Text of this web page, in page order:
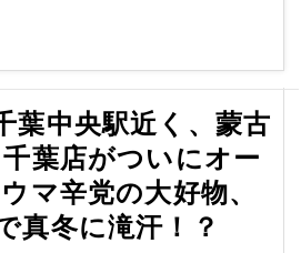
葉中央駅近く、蒙古
葉店がついにオー
マ辛党の大好物、
真冬に滝汗！？